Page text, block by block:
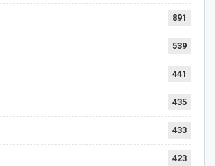
891
539
441
435
433
423